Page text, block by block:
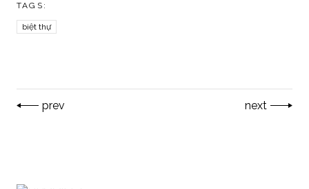
TAGS:
biệt thự
prev next